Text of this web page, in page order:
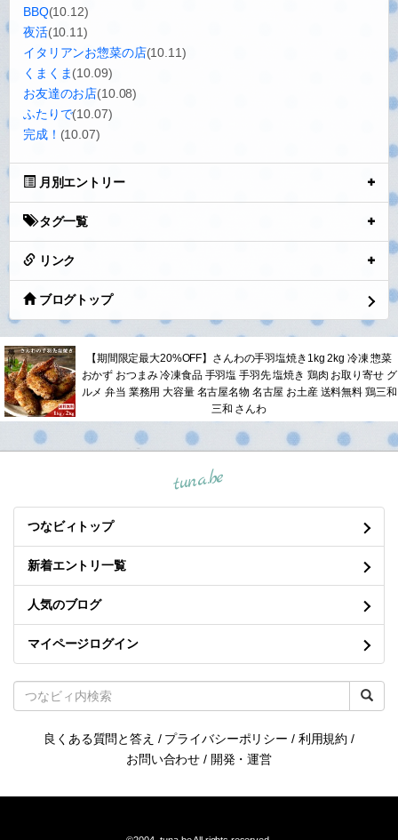
BBQ(10.12)
夜活(10.11)
イタリアンお惣菜の店(10.11)
くまくま(10.09)
お友達のお店(10.08)
ふたりで(10.07)
完成！ (10.07)
月別エントリー
タグ一覧
リンク
ブログトップ
【期間限定最大20%OFF】さんわの手羽塩焼き1kg 2kg 冷凍 惣菜
おかず おつまみ 冷凍食品 手羽塩 手羽先 塩焼き 鶏肉 お取り寄せ グ
ルメ 弁当 業務用 大容量 名古屋名物 名古屋 お土産 送料無料 鶏三和
三和 さんわ
tuna.be
つなビィトップ
新着エントリ一覧
人気のブログ
マイページログイン
良くある質問と答え / プライバシーポリシー / 利用規約 /
お問い合わせ / 開発・運営